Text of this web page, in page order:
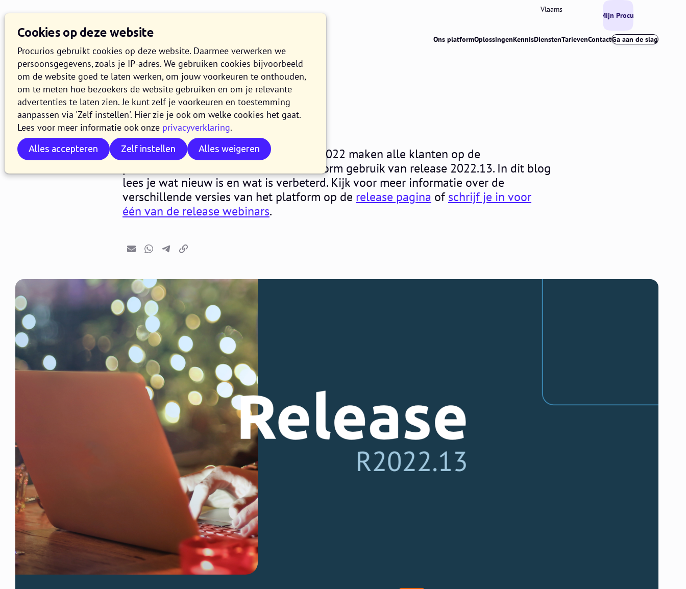
Cookies op deze website
Procurios gebruikt cookies op deze website. Daarmee verwerken we
persoonsgegevens, zoals je IP-adres. We gebruiken cookies bijvoorbeeld
om de website goed te laten werken, om jouw voorkeuren te onthouden,
om te meten hoe bezoekers de website gebruiken en om je relevante
advertenties te laten zien. Je kunt zelf je voorkeuren en toestemming
aanpassen via 'Zelf instellen'. Hier zie je ook om welke cookies het gaat.
Lees voor meer informatie ook onze privacyverklaring.
Alles accepteren Zelf instellen Alles weigeren
Ons platformOplossingenKennisDienstenTarievenContactGa aan de slag
Vlaams
Mijn Procurios
Release 2022.13
7 DECEMBER 2022 7 MINUTEN LEZEN
In de loop van woensdag 7 december 2022 maken alle klanten op de
productieversie van het Procurios Platform gebruik van release 2022.13. In dit blog
lees je wat nieuw is en wat is verbeterd. Kijk voor meer informatie over de
verschillende versies van het platform op de release pagina ofschrijf je in voor
één van de release webinars.
E-mailWhatsapp
TelegramKopieer link